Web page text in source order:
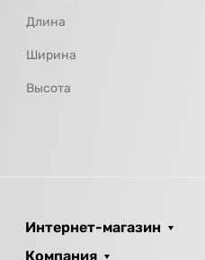
Длина
Ширина
Высота
Интернет-магазин
Компания